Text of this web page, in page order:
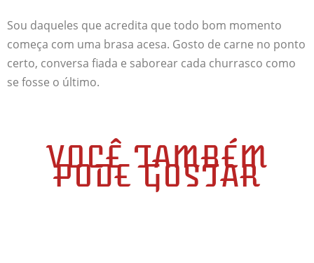
Sou daqueles que acredita que todo bom momento
começa com uma brasa acesa. Gosto de carne no ponto
certo, conversa fiada e saborear cada churrasco como
se fosse o último.
VOCÊ TAMBÉM
PODE GOSTAR